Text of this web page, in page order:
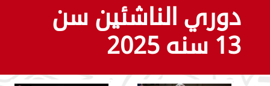
دوري الناشئين سن
13 سنه 2025